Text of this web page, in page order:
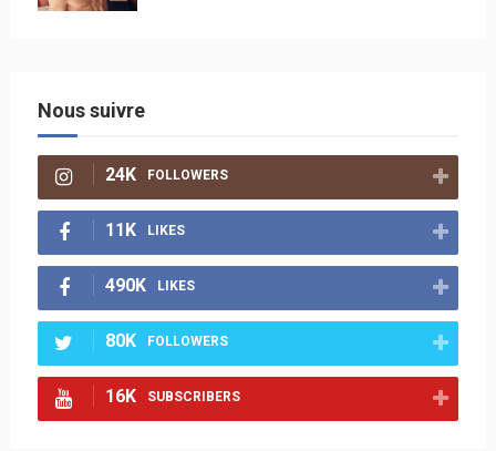
Nous suivre
24K FOLLOWERS
11K LIKES
490K LIKES
80K FOLLOWERS
16K SUBSCRIBERS